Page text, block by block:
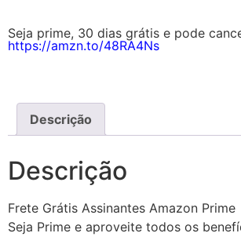
Seja prime, 30 dias grátis e pode
https://amzn.to/48RA4Ns
Descrição
Descrição
Frete Grátis Assinantes Amazon Prime
Seja Prime e aproveite todos os